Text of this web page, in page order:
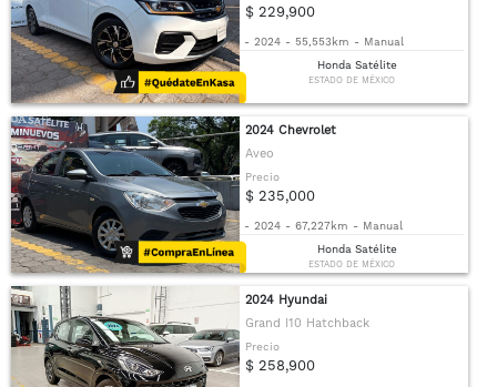
$ 229,900
- 2024 - 55,553km - Manual
Honda Satélite
ESTADO DE MÉXICO
2024 Chevrolet
Aveo
Precio
$ 235,000
- 2024 - 67,227km - Manual
Honda Satélite
ESTADO DE MÉXICO
2024 Hyundai
Grand I10 Hatchback
Precio
$ 258,900